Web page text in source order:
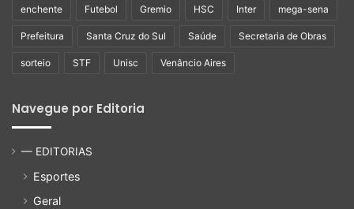
enchente Futebol Gremio HSC Inter mega-sena
Prefeitura Santa Cruz do Sul Saúde Secretaria de Obras
sorteio STF Unisc Venâncio Aires
Navegue por Editoria
— EDITORIAS
Esportes
Geral